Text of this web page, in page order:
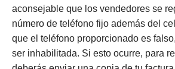
aconsejable que los vendedores se
número de teléfono fijo además del
que el teléfono proporcionado es
ser inhabilitada. Si esto ocurre, para